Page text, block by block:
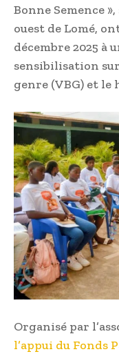
Bonne Semence
ouest de Lomé,
décembre 2025
sensibilisation
genre (VBG) et
Organisé par
l’appui du Fonds